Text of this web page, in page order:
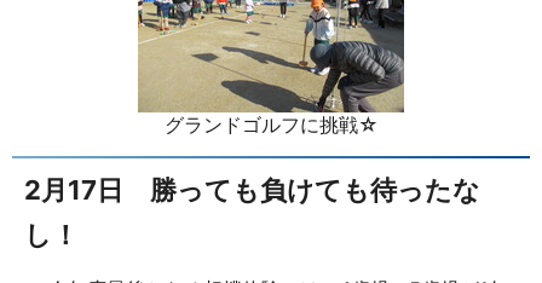
グランドゴルフに挑戦☆
2月17日 勝っても負けても待ったな
し！